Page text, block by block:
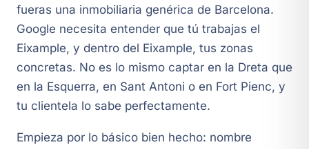
fueras una inmobiliaria genérica de Barcelona.
Google necesita entender que tú trabajas el
Eixample, y dentro del Eixample, tus zonas
concretas. No es lo mismo captar en la Dreta que
en la Esquerra, en Sant Antoni o en Fort Pienc, y
tu clientela lo sabe perfectamente.
Empieza por lo básico bien hecho: nombre